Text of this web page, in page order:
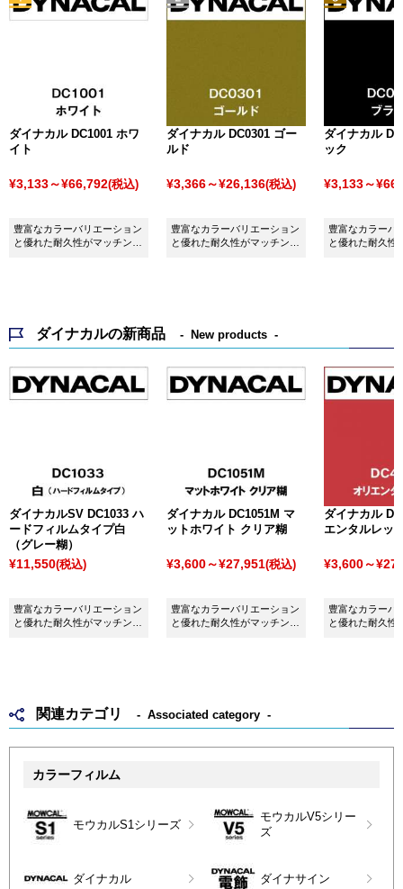
ダイナカル DC1001 ホワ
イト
¥3,133～¥66,792(税込)
豊富なカラーバリエーション
と優れた耐久性がマッチング
ダイナカル DC0301 ゴー
ルド
¥3,366～¥26,136(税込)
豊富なカラーバリエーション
と優れた耐久性がマッチング
ダイナカル
ック
¥3,133～
豊富なカラーバ
と優れた耐久性
ダイナカルの新商品 New products
ダイナカルSV DC1033 ハ
ードフィルムタイプ白
（グレー糊）
¥11,550(税込)
豊富なカラーバリエーション
と優れた耐久性がマッチング
ダイナカル DC1051M マ
ットホワイト クリア糊
¥3,600～¥27,951(税込)
豊富なカラーバリエーション
と優れた耐久性がマッチング
ダイナカル
エンタルレッ
¥3,600～
豊富なカラーバ
と優れた耐久性
関連カテゴリ Associated category
カラーフィルム
モウカルS1シリーズ
モウカルV5シリー
ズ
ダイナカル ダイナサイン